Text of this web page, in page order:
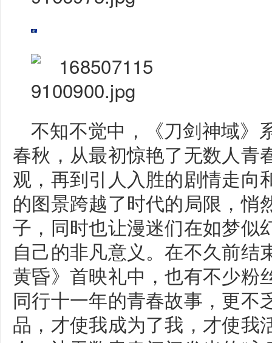
不知不觉中，《刀剑神域》
春秋，从最初惊艳了无数人青
观，再到引人入胜的剧情走向
的图景跨越了时代的局限，悄
子，同时也让漫迷们在如梦似
自己的非凡意义。在不久前
黄昏》首映礼中，也有不少粉
同行十一年的青春故事，更不
品，才使我成为了我，才使我